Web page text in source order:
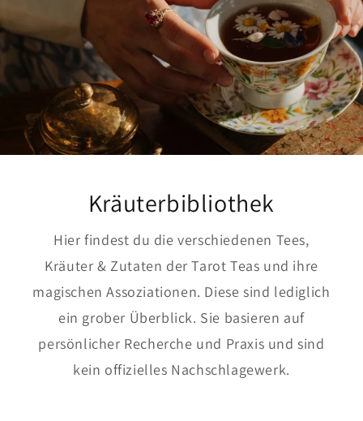
Kräuterbibliothek
Hier findest du die verschiedenen Tees,
Kräuter & Zutaten der Tarot Teas und ihre
magischen Assoziationen. Diese sind lediglich
ein grober Überblick. Sie basieren auf
persönlicher Recherche und Praxis und sind
kein offizielles Nachschlagewerk.